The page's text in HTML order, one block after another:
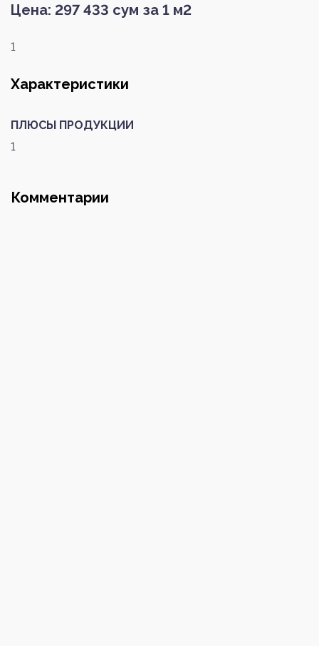
Цена: 297 433 сум за 1 м2
1
Характеристики
ПЛЮСЫ ПРОДУКЦИИ
1
Комментарии